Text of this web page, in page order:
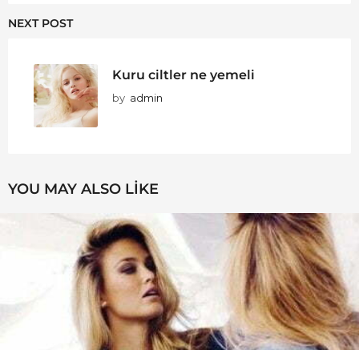
NEXT POST
Kuru ciltler ne yemeli
by admin
YOU MAY ALSO LIKE